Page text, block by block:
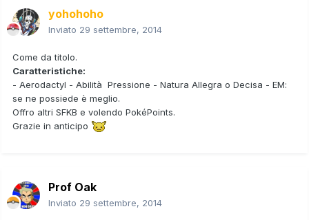
yohohoho
Inviato 29 settembre, 2014
Come da titolo.
Caratteristiche:
- Aerodactyl - Abilità Pressione - Natura Allegra o Decisa - EM:
se ne possiede è meglio.
Offro altri SFKB e volendo PokéPoints.
Grazie in anticipo
Prof Oak
Inviato 29 settembre, 2014